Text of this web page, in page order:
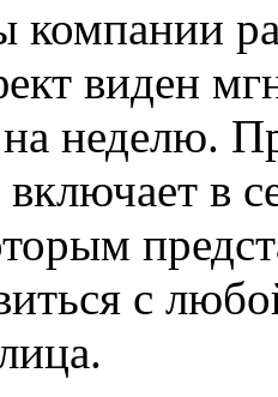
компании
виден
на неделю.
в
с